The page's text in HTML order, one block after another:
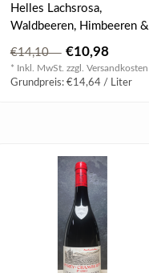
Helles Lachsrosa,
Waldbeeren, Himbeeren &
mineralisch & ..
€14,10 €10,98
* Inkl. MwSt. zzgl. Versandkosten
Grundpreis: €14,64 / Liter